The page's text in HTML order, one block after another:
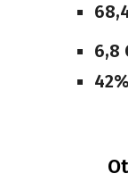
6,8